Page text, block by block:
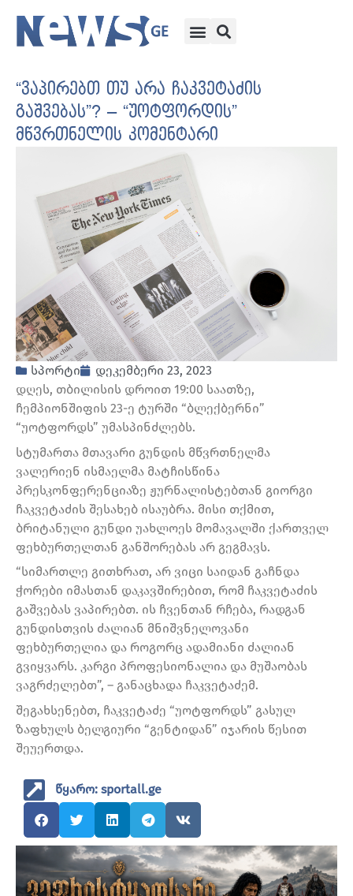
“ვაპირებთ თუ არა ჩაკვეტაძის
გაშვებას”? – “უოტფორდის”
მწვრთნელის კომენტარი
სპორტი
დეკემბერი 23, 2023
დღეს, თბილისის დროით 19:00 საათზე,
ჩემპიონშიფის 23-ე ტურში “ბლექბერნი”
“უოტფორდს” უმასპინძლებს.
სტუმართა მთავარი გუნდის მწვრთნელმა
ვალერიენ ისმაელმა მატჩისწინა
პრესკონფერენციაზე ჟურნალისტებთან გიორგი
ჩაკვეტაძის შესახებ ისაუბრა. მისი თქმით,
ბრიტანული გუნდი უახლოეს მომავალში ქართველ
ფეხბურთელთან განშორებას არ გეგმავს.
“სიმართლე გითხრათ, არ ვიცი საიდან გაჩნდა
ჭორები იმასთან დაკავშირებით, რომ ჩაკვეტაძის
გაშვებას ვაპირებთ. ის ჩვენთან რჩება, რადგან
გუნდისთვის ძალიან მნიშვნელოვანი
ფეხბურთელია და როგორც ადამიანი ძალიან
გვიყვარს. კარგი პროფესიონალია და მუშაობას
ვაგრძელებთ”, – განაცხადა ჩაკვეტაძემ.
შეგახსენებთ, ჩაკვეტაძე “უოტფორდს” გასულ
ზაფხულს ბელგიური “გენტიდან” იჯარის წესით
შეუერთდა.
წყარო: sportall.ge